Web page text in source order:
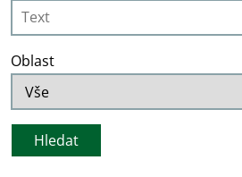
Oblast